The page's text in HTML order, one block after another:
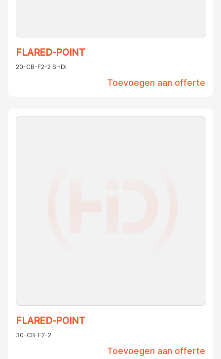
FLARED-POINT
20-CB-F2-2 SHDI
Toevoegen aan offerte
FLARED-POINT
30-CB-F2-2
Toevoegen aan offerte